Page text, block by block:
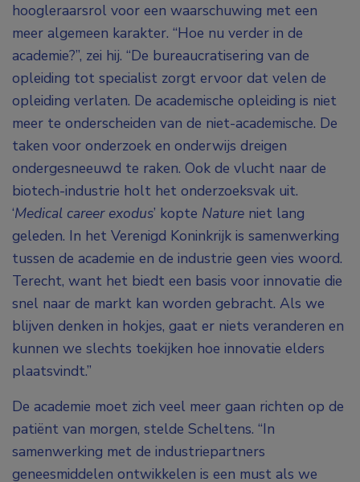
hoogleraarsrol voor een waarschuwing met een
meer algemeen karakter. “Hoe nu verder in de
academie?”, zei hij. “De bureaucratisering van de
opleiding tot specialist zorgt ervoor dat velen de
opleiding verlaten. De academische opleiding is niet
meer te onderscheiden van de niet-academische. De
taken voor onderzoek en onderwijs dreigen
ondergesneeuwd te raken. Ook de vlucht naar de
biotech-industrie holt het onderzoeksvak uit.
‘Medical career exodus’ kopte Nature niet lang
geleden. In het Verenigd Koninkrijk is samenwerking
tussen de academie en de industrie geen vies woord.
Terecht, want het biedt een basis voor innovatie die
snel naar de markt kan worden gebracht. Als we
blijven denken in hokjes, gaat er niets veranderen en
kunnen we slechts toekijken hoe innovatie elders
plaatsvindt.”
De academie moet zich veel meer gaan richten op de
patiënt van morgen, stelde Scheltens. “In
samenwerking met de industriepartners
geneesmiddelen ontwikkelen is een must als we